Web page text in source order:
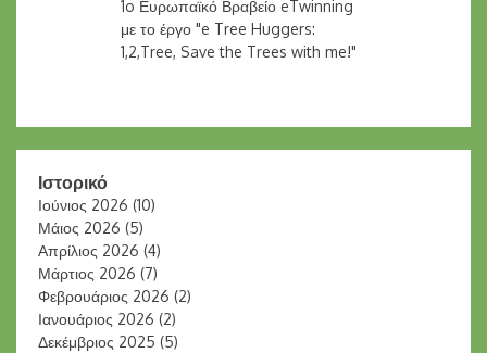
1o Ευρωπαϊκό Βραβείο eTwinning
με το έργο "e Tree Huggers:
1,2,Tree, Save the Trees with me!"
Ιστορικό
Ιούνιος 2026 (10)
Μάιος 2026 (5)
Απρίλιος 2026 (4)
Μάρτιος 2026 (7)
Φεβρουάριος 2026 (2)
Ιανουάριος 2026 (2)
Δεκέμβριος 2025 (5)